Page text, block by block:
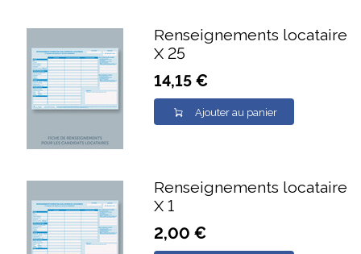
Renseignements locataire
X 25
14,15 €
Ajouter au panier
Renseignements locataire
X 1
2,00 €